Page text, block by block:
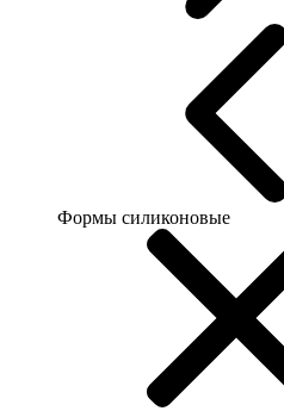
Формы силиконовые